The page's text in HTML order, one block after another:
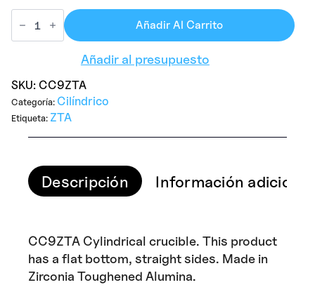
Añadir Al Carrito
Añadir al presupuesto
SKU: CC9ZTA
Categoría: Cilíndrico
Etiqueta: ZTA
Descripción Información adicional
CC9ZTA Cylindrical crucible. This product
has a flat bottom, straight sides. Made in
Zirconia Toughened Alumina.